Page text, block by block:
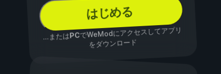
はじめる
...またはPCでWeModにアクセスしてアプリ
をダウンロード